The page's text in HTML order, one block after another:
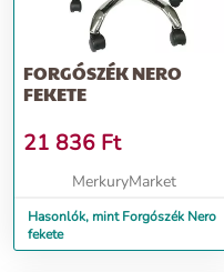
FORGÓSZÉK NERO
FEKETE
21 836 Ft
MerkuryMarket
Hasonlók, mint Forgószék Nero
fekete